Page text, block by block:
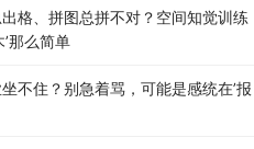
格、拼图总拼不对？空间知觉训练
’那么简单
不住？别急着骂，可能是感统在’报